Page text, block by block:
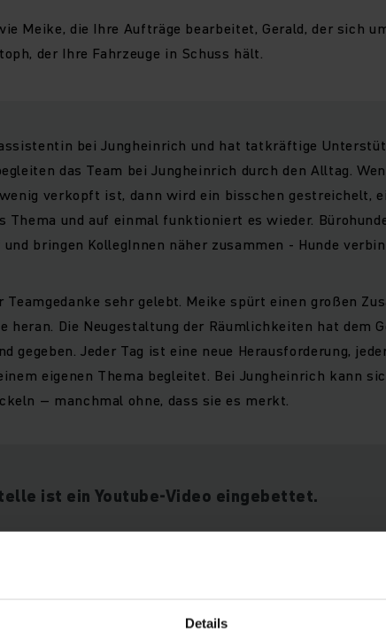
Details
Meike, die Ihre Aufträge bearbeitet, Gerald, der sich
der Ihre Fahrzeuge in Schuss hält.
bei Jungheinrich und hat tatkräftige
das Team bei Jungheinrich durch den Alltag.
verkopft ist, dann wird ein bisschen gestreichelt,
Thema und auf einmal funktioniert es wieder.
bringen KollegInnen näher zusammen - Hunde
sehr gelebt. Meike spürt einen großen
heran. Die Neugestaltung der Räumlichkeiten hat dem
gegeben. Jeder Tag ist eine neue Herausforderung,
eigenen Thema begleitet. Bei Jungheinrich kann
– manchmal ohne, dass sie es merkt.
ist ein Youtube-Video eingebettet.
direkt anzeigen.